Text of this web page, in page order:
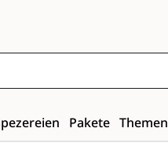
Pakete Themen